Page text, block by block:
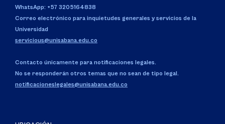
WhatsApp: +57 3205164838
Correo electrónico para inquietudes generales y servicios de la
Universidad
servicious@unisabana.edu.co
Contacto únicamente para notificaciones legales.
No se responderán otros temas que no sean de tipo legal.
notificacioneslegales@unisabana.edu.co